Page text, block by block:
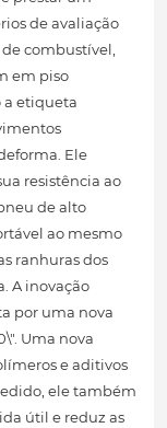
de avaliação
combustível,
em piso
a etiqueta
Ele
resistência ao
de alto
ao mesmo
ranhuras dos
A inovação
por uma nova
Uma nova
e aditivos
ele também
útil e reduz as